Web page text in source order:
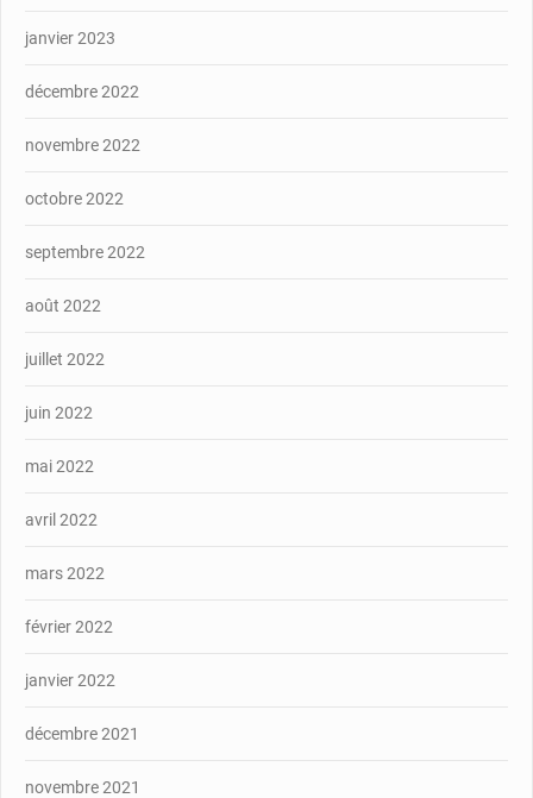
janvier 2023
décembre 2022
novembre 2022
octobre 2022
septembre 2022
août 2022
juillet 2022
juin 2022
mai 2022
avril 2022
mars 2022
février 2022
janvier 2022
décembre 2021
novembre 2021